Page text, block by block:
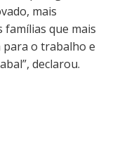
mais
que mais
para o trabalho e
declarou.